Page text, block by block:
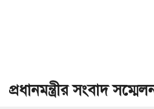
প্রধানমন্ত্রীর সংবাদ